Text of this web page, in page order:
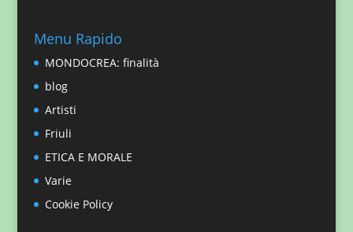
Menu Rapido
MONDOCREA: finalità
blog
Artisti
Friuli
ETICA E MORALE
Varie
Cookie Policy